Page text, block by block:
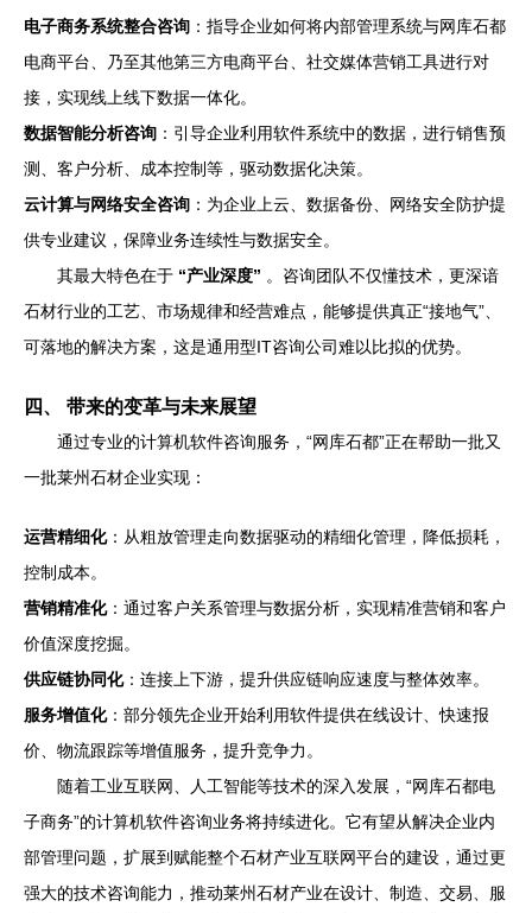
电子商务系统整合咨询 ：指导企业如何将内部管理系统与网库石都
电商平台、乃至其他第三方电商平台、社交媒体营销工具进行对
接，实现线上线下数据一体化。
数据智能分析咨询 ：引导企业利用软件系统中的数据，进行销售预
测、客户分析、成本控制等，驱动数据化决策。
云计算与网络安全咨询 ：为企业上云、数据备份、网络安全防护提
供专业建议，保障业务连续性与数据安全。
其最大特色在于 “产业深度” 。咨询团队不仅懂技术，更深谙
石材行业的工艺、市场规律和经营难点，能够提供真正“接地气”、
可落地的解决方案，这是通用型IT咨询公司难以比拟的优势。
四、 带来的变革与未来展望
通过专业的计算机软件咨询服务，“网库石都”正在帮助一批又
一批莱州石材企业实现：
运营精细化：从粗放管理走向数据驱动的精细化管理，降低损耗，
控制成本。
营销精准化：通过客户关系管理与数据分析，实现精准营销和客户
价值深度挖掘。
供应链协同化：连接上下游，提升供应链响应速度与整体效率。
服务增值化：部分领先企业开始利用软件提供在线设计、快速报
价、物流跟踪等增值服务，提升竞争力。
随着工业互联网、人工智能等技术的深入发展，“网库石都电
子商务”的计算机软件咨询业务将持续进化。它有望从解决企业内
部管理问题，扩展到赋能整个石材产业互联网平台的建设，通过更
强大的技术咨询能力，推动莱州石材产业在设计、制造、交易、服